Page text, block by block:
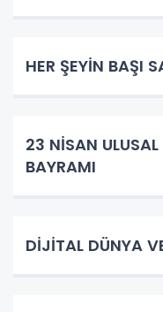
HER ŞEYİN BAŞI
23 NİSAN
BAYRAMI
DİJİTAL DÜNYA